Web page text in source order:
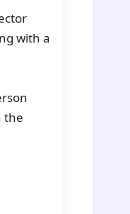
with a
the